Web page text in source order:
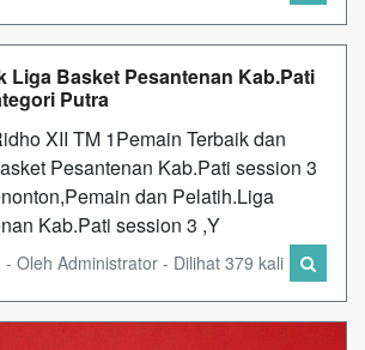
Liga Basket Pesantenan Kab.Pati
Putra
XII TM 1Pemain Terbaik dan
Pesantenan Kab.Pati session 3
dan Pelatih.Liga
Kab.Pati session 3 ,Y
Oleh Administrator - Dilihat 379 kali